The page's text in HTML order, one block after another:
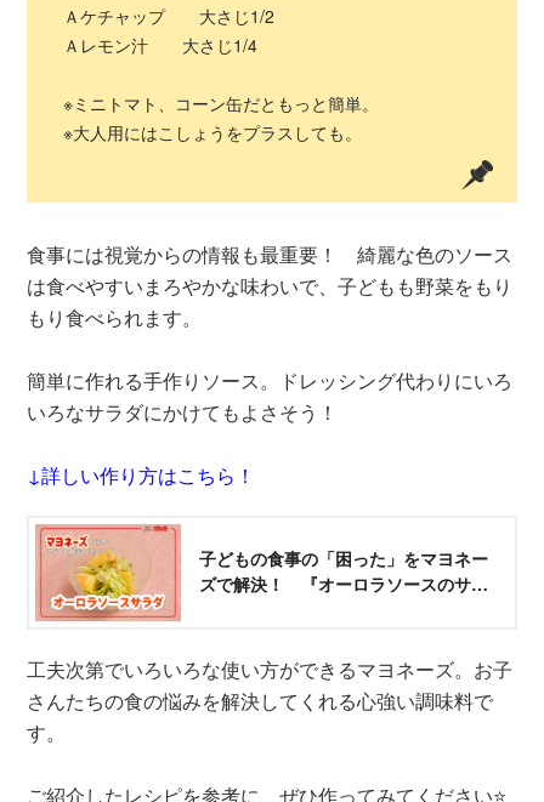
Ａケチャップ 大さじ1/2
Ａレモン汁 大さじ1/4
※ミニトマト、コーン缶だともっと簡単。
※大人用にはこしょうをプラスしても。
食事には視覚からの情報も最重要！ 綺麗な色のソース
は食べやすいまろやかな味わいで、子どもも野菜をもり
もり食べられます。
簡単に作れる手作りソース。ドレッシング代わりにいろ
いろなサラダにかけてもよさそう！
↓詳しい作り方はこちら！
子どもの食事の「困った」をマヨネー
ズで解決！ 『オーロラソースのサラ
工夫次第でいろいろな使い方ができるマヨネーズ。お子
さんたちの食の悩みを解決してくれる心強い調味料で
す。
ご紹介したレシピを参考に、ぜひ作ってみてください⭐